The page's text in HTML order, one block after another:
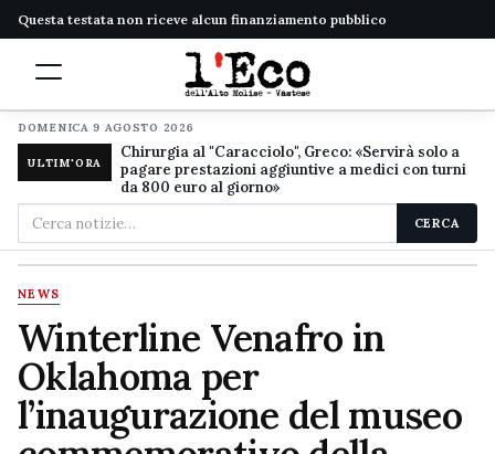
Questa testata non riceve alcun finanziamento pubblico
DOMENICA 9 AGOSTO 2026
ULTIM'ORA
Chirurgia al "Caracciolo", Greco: «Servirà solo a
pagare prestazioni aggiuntive a medici con turni
da 800 euro al giorno»
Cerca
nel
sito
CERCA
NEWS
Winterline Venafro in
Oklahoma per
l’inaugurazione del museo